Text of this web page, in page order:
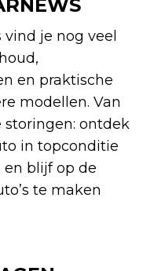
je nog veel
en praktische
modellen. Van
ontdek
in topconditie
en blijf op de
te maken